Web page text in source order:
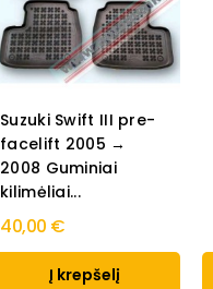
Suzuki Swift III pre-
facelift 2005 →
2008 Guminiai
kilimėliai...
40,00 €
Į krepšelį